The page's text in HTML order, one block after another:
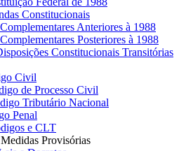
Constitucionais
Anteriores à 1988
Posteriores à 1988
Constitucionais Transitórias
Civil
de Processo Civil
Tributário Nacional
Penal
e CLT
Provisórias